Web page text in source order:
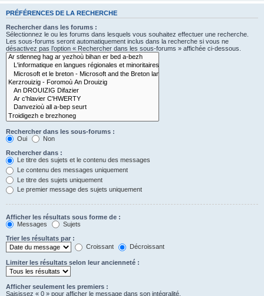
PRÉFÉRENCES DE LA RECHERCHE
Rechercher dans les forums :
Sélectionnez le ou les forums dans lesquels vous souhaitez effectuer une recherche.
Les sous-forums seront automatiquement inclus dans la recherche si vous ne
désactivez pas l’option « Rechercher dans les sous-forums » affichée ci-dessous.
Rechercher dans les sous-forums :
Oui
Non
Rechercher dans :
Le titre des sujets et le contenu des messages
Le contenu des messages uniquement
Le titre des sujets uniquement
Le premier message des sujets uniquement
Afficher les résultats sous forme de :
Messages
Sujets
Trier les résultats par :
Croissant
Décroissant
Limiter les résultats selon leur ancienneté :
Afficher seulement les premiers :
Saisissez « 0 » pour afficher le message dans son intégralité.